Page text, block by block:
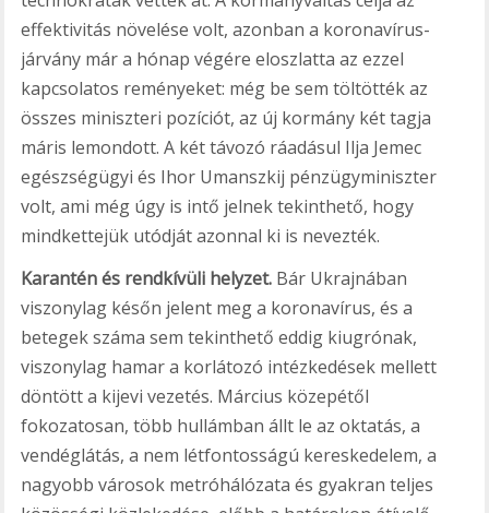
effektivitás növelése volt, azonban a koronavírus-
járvány már a hónap végére eloszlatta az ezzel
kapcsolatos reményeket: még be sem töltötték az
összes miniszteri pozíciót, az új kormány két tagja
máris lemondott. A két távozó ráadásul Ilja Jemec
egészségügyi és Ihor Umanszkij pénzügyminiszter
volt, ami még úgy is intő jelnek tekinthető, hogy
mindkettejük utódját azonnal ki is nevezték.
Karantén és rendkívüli helyzet. Bár Ukrajnában
viszonylag későn jelent meg a koronavírus, és a
betegek száma sem tekinthető eddig kiugrónak,
viszonylag hamar a korlátozó intézkedések mellett
döntött a kijevi vezetés. Március közepétől
fokozatosan, több hullámban állt le az oktatás, a
vendéglátás, a nem létfontosságú kereskedelem, a
nagyobb városok metróhálózata és gyakran teljes